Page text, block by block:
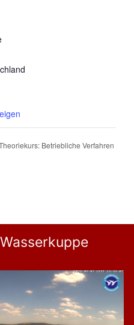
Betriebliche Verfahren